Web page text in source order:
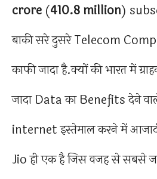
crore (410.8million)
बाकी सरे दुसरे Telecom
काफी जादा है.क्यों की भारत में
जादा Data का Benefits देने
internet इस्तेमाल करने में
Jio ही एक है जिस वजह से सबसे